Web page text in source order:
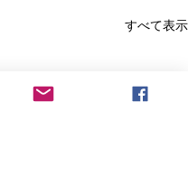
すべて表示